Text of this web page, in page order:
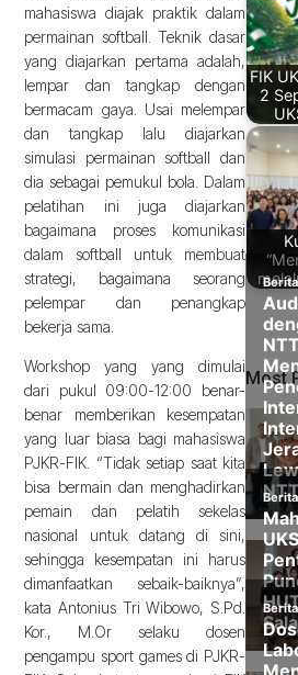
mahasiswa diajak praktik dalam
permainan softball. Teknik dasar
yang diajarkan pertama adalah,
lempar dan tangkap dengan
bermacam gaya. Usai melempar
dan tangkap lalu diajarkan
simulasi permainan softball dan
dia sebagai pemukul bola. Dalam
pelatihan ini juga diajarkan
bagaimana proses komunikasi
dalam softball untuk membuat
strategi, bagaimana seorang
pelempar dan penangkap
bekerja sama.
Workshop yang yang dimulai
dari pukul 09:00-12:00 benar-
benar memberikan kesempatan
yang luar biasa bagi mahasiswa
PJKR-FIK. “Tidak setiap saat kita
bisa bermain dan menghadirkan
pemain dan pelatih sekelas
nasional untuk datang di sini,
sehingga kesempatan ini harus
dimanfaatkan sebaik-baiknya”,
kata Antonius Tri Wibowo, S.Pd.
Kor., M.Or selaku dosen
pengampu sport games di PJKR-
FIK
2
Most